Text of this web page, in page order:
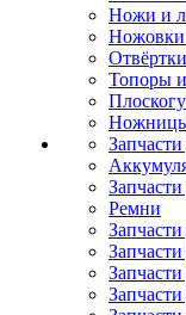
Ножи и
Ножовки
Топоры
Ремни